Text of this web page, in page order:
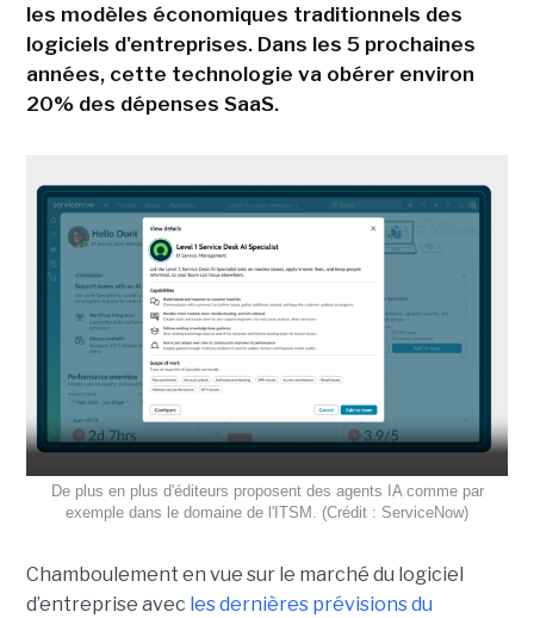
les modèles économiques traditionnels des
logiciels d'entreprises. Dans les 5 prochaines
années, cette technologie va obérer environ
20% des dépenses SaaS.
De plus en plus d'éditeurs proposent des agents IA comme par
exemple dans le domaine de l'ITSM. (Crédit : ServiceNow)
Chamboulement en vue sur le marché du logiciel
d’entreprise avec les dernières prévisions du